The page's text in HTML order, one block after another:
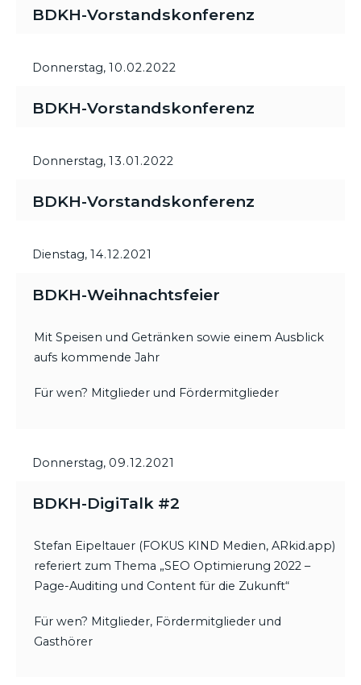
BDKH-Vorstandskonferenz
Donnerstag, 10.02.2022
BDKH-Vorstandskonferenz
Donnerstag, 13.01.2022
BDKH-Vorstandskonferenz
Dienstag, 14.12.2021
BDKH-Weihnachtsfeier
Mit Speisen und Getränken sowie einem Ausblick
aufs kommende Jahr
Für wen? Mitglieder und Fördermitglieder
Donnerstag, 09.12.2021
BDKH-DigiTalk #2
Stefan Eipeltauer (FOKUS KIND Medien, ARkid.app)
referiert zum Thema „SEO Optimierung 2022 –
Page-Auditing und Content für die Zukunft“
Für wen? Mitglieder, Fördermitglieder und
Gasthörer